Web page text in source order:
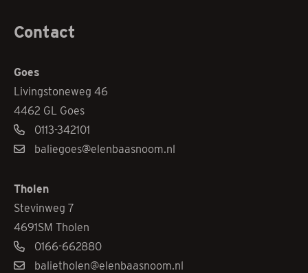
Contact
Goes
Livingstoneweg 46
4462 GL Goes
0113-342101
baliegoes@elenbaasnoom.nl
Tholen
Stevinweg 7
4691SM Tholen
0166-662880
balietholen@elenbaasnoom.nl